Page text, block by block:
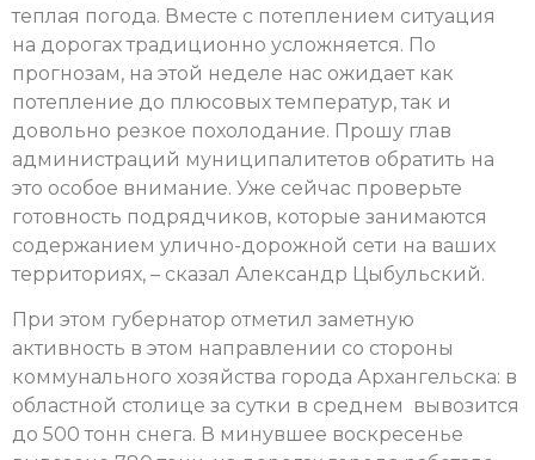
теплая погода. Вместе с потеплением ситуация
на дорогах традиционно усложняется. По
прогнозам, на этой неделе нас ожидает как
потепление до плюсовых температур, так и
довольно резкое похолодание. Прошу глав
администраций муниципалитетов обратить на
это особое внимание. Уже сейчас проверьте
готовность подрядчиков, которые занимаются
содержанием улично-дорожной сети на ваших
территориях, – сказал Александр Цыбульский.
При этом губернатор отметил заметную
активность в этом направлении со стороны
коммунального хозяйства города Архангельска: в
областной столице за сутки в среднем вывозится
до 500 тонн снега. В минувшее воскресенье